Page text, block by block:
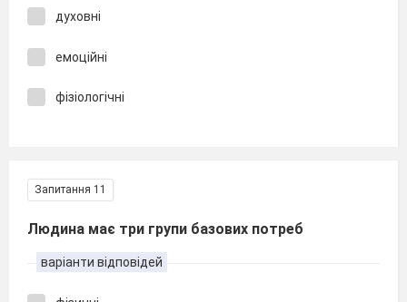
духовні
емоційні
фізіологічні
Запитання 11
Людина має три групи базових потреб
варіанти відповідей